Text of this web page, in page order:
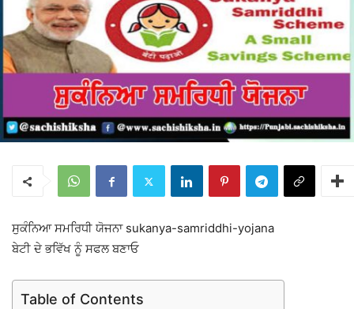
ਸੁਕੰਨਿਆ ਸਮਰਿਧੀ ਯੋਜਨਾ sukanya-samriddhi-yojana
ਬੇਟੀ ਦੇ ਭਵਿੱਖ ਨੂੰ ਸਫਲ ਬਣਾਓ
Table of Contents